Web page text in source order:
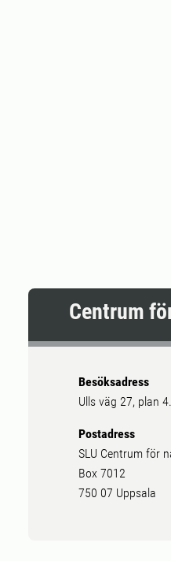
Centrum
Besöksadress
Ulls väg 27, plan 4.
Postadress
SLU Centrum för
Box 7012
750 07 Uppsala